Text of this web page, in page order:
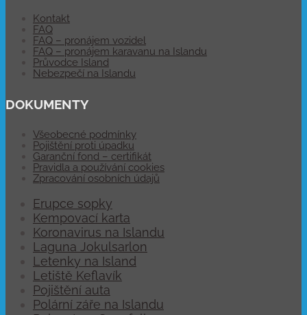
Kontakt
FAQ
FAQ – pronájem vozidel
FAQ – pronájem karavanu na Islandu
Průvodce Island
Nebezpečí na Islandu
DOKUMENTY
Všeobecné podmínky
Pojištění proti úpadku
Garanční fond – certifikát
Pravidla a používání cookies
Zpracování osobních údajů
Erupce sopky
Kempovací karta
Koronavirus na Islandu
Laguna Jokulsarlon
Letenky na Island
Letiště Keflavík
Pojištění auta
Polární záře na Islandu